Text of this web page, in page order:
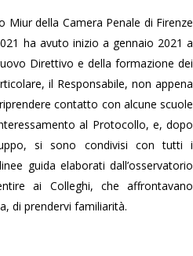
Miur della Camera Penale di Firenze
ha avuto inizio a gennaio 2021 a
Direttivo e della formazione dei
il Responsabile, non appena
contatto con alcune scuole
al Protocollo, e, dopo
si sono condivisi con tutti i
guida elaborati dall’osservatorio
ai Colleghi, che affrontavano
di prendervi familiarità.